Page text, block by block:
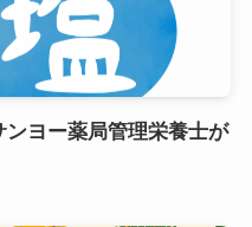
ンヨー薬局管理栄養士が